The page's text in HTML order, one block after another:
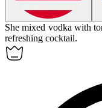
She mixed vodka with
refreshing cocktail.